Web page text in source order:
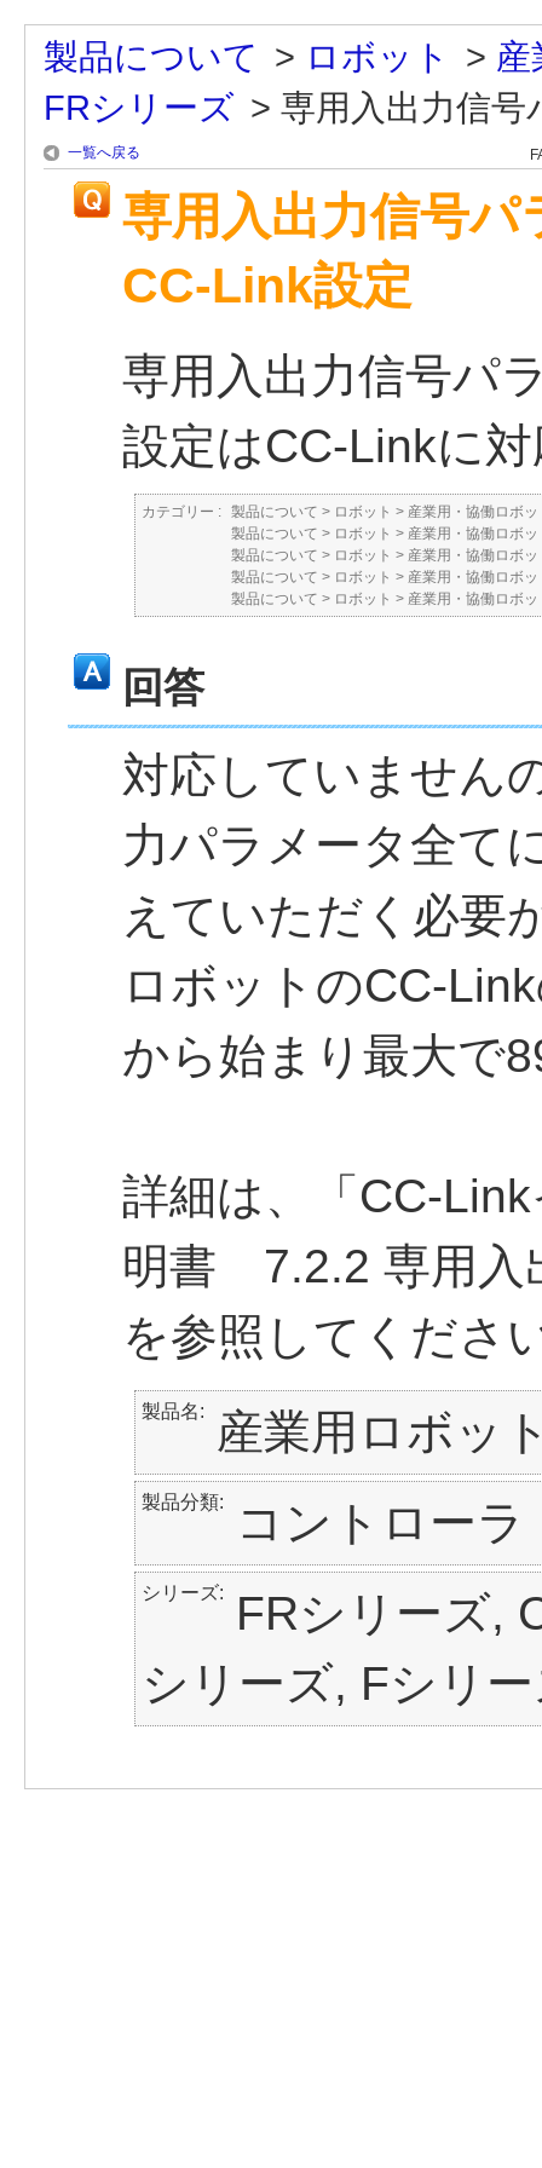
製品について > ロボット > 産
FRシリーズ > 専用入出力信号
一覧へ戻る
専用入出力信号パ
CC-Link設定
専用入出力信号パ
設定はCC-Linkに
カテゴリー : 製品について > ロボット > 産業用・協働ロボッ
製品について > ロボット > 産業用・協働ロボッ
製品について > ロボット > 産業用・協働ロボッ
製品について > ロボット > 産業用・協働ロボッ
製品について > ロボット > 産業用・協働ロボッ
回答
対応していません
力パラメータ全て
えていただく必要
ロボットのCC-
から始まり最大で
詳細は、「CC-
明書 7.2.2 専用入
を参照してくださ
製品名 産業用ロボッ
製品分類 コントローラ
シリーズ
FRシリーズ,
シリーズ, Fシリ